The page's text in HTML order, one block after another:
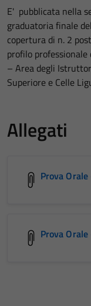
E' pubblicata nella
graduatoria finale
copertura di n. 2
profilo
– Area degli
Superiore e Celle
Allegati
Prova
Prova